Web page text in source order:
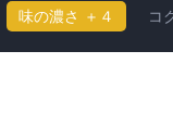
味の濃さ ＋４ コ